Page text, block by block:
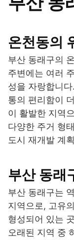
온천동의
부산 동래구의
주변에는 여러
성을 자랑합니
통의 편리함이
이 활발한 지역
다양한 주거 형
도시 재개발 계
부산 동래
부산 동래구는
지역으로, 고유
형성되어 있는
오래된 지역 중